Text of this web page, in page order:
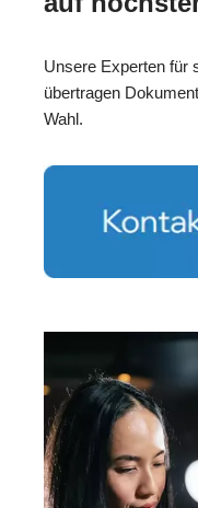
Unsere Experten für
übertragen
Wahl.